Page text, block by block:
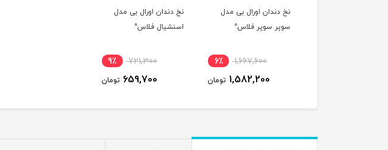
نخ دندان اورال بی مدل
سوپر سوپر فلاس^
1,667,600 6٪
1,582,200 تومان
نخ دندان اورال بی مدل
اسنشیال فلاس^
721,300 9٪
659,700 تومان